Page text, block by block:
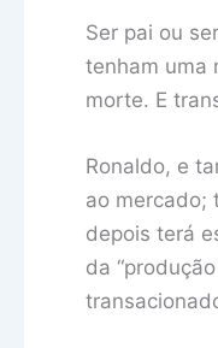
Ser pai ou
tenham uma
morte. E
Ronaldo, e
ao mercado;
depois terá
da